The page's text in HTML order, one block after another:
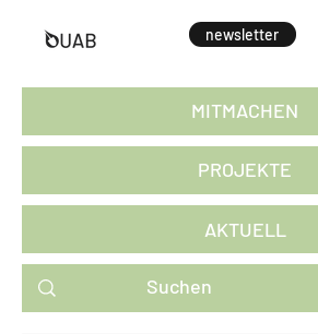
newsletter
AKTUELL
PROJEKTE
MITMACHEN